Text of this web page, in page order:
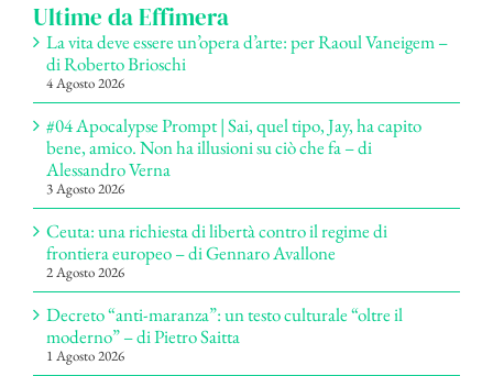
Ultime da Effimera
La vita deve essere un’opera d’arte: per Raoul Vaneigem –
di Roberto Brioschi
4 Agosto 2026
#04 Apocalypse Prompt | Sai, quel tipo, Jay, ha capito
bene, amico. Non ha illusioni su ciò che fa – di
Alessandro Verna
3 Agosto 2026
Ceuta: una richiesta di libertà contro il regime di
frontiera europeo – di Gennaro Avallone
2 Agosto 2026
Decreto “anti-maranza”: un testo culturale “oltre il
moderno” – di Pietro Saitta
1 Agosto 2026